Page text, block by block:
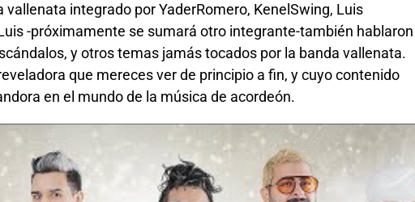
vallenata integrado por YaderRomero, KenelSwing, Luis
-próximamente se sumará otro integrante-también hablaron
y otros temas jamás tocados por la banda vallenata.
que mereces ver de principio a fin, y cuyo contenido
en el mundo de la música de acordeón.